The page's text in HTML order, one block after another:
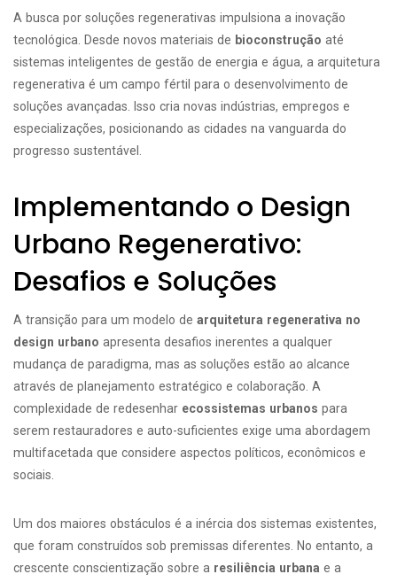
A busca por soluções regenerativas impulsiona a inovação
tecnológica. Desde novos materiais de bioconstrução até
sistemas inteligentes de gestão de energia e água, a arquitetura
regenerativa é um campo fértil para o desenvolvimento de
soluções avançadas. Isso cria novas indústrias, empregos e
especializações, posicionando as cidades na vanguarda do
progresso sustentável.
Implementando o Design
Urbano Regenerativo:
Desafios e Soluções
A transição para um modelo de arquitetura regenerativa no
design urbano apresenta desafios inerentes a qualquer
mudança de paradigma, mas as soluções estão ao alcance
através de planejamento estratégico e colaboração. A
complexidade de redesenhar ecossistemas urbanos para
serem restauradores e auto-suficientes exige uma abordagem
multifacetada que considere aspectos políticos, econômicos e
sociais.
Um dos maiores obstáculos é a inércia dos sistemas existentes,
que foram construídos sob premissas diferentes. No entanto, a
crescente conscientização sobre a resiliência urbana e a